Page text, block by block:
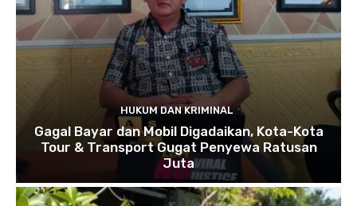
HUKUM DAN KRIMINAL
Gagal Bayar dan Mobil Digadaikan, Kota-Kota
Tour & Transport Gugat Penyewa Ratusan
Juta